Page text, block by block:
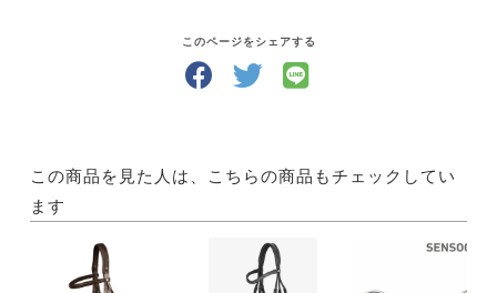
このページをシェアする
この商品を見た人は、こちらの商品もチェックしてい
ます